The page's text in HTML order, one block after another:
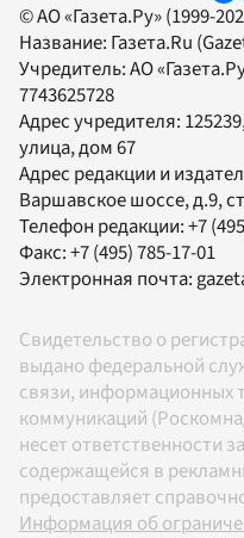
© АО «Газета.Ру» (1999-
Название: Газета.Ru
Учредитель:АО
7743625728
Адрес учредителя:
улица, дом 67
Адрес редакции и
Варшавское шоссе, д.9,
Телефон редакции:+7
Факс:+7 (495) 785-17-01
Электронная почта:
Свидетельство о
выдано федеральной
связи, информационных
коммуникаций
несет ответственности
содержащейся в
предоставляет
Информация об